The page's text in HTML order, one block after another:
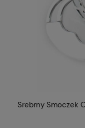
Srebrny Smoczek